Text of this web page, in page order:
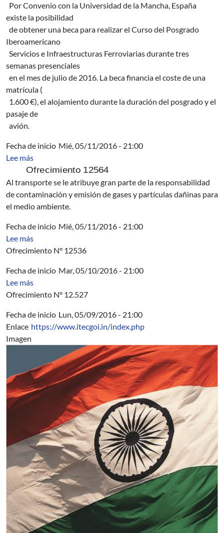
Por Convenio con la Universidad de la Mancha, España
existe la posibilidad
de obtener una beca para realizar el Curso del Posgrado
Iberoamericano
Servicios e Infraestructuras Ferroviarias durante tres
semanas presenciales
en el mes de julio de 2016. La beca financia el coste de una
matrícula (
1.600 €), el alojamiento durante la duración del posgrado y el
pasaje de
avión.
Fecha de inicio Mié, 05/11/2016 - 21:00
Lee mássobre AUCI - Sistemas de Transporte Urbano
Ofrecimiento 12564
Al transporte se le atribuye gran parte de la responsabilidad
de contaminación y emisión de gases y partículas dañinas para
el medio ambiente.
Fecha de inicio Mié, 05/11/2016 - 21:00
Lee mássobre AUCI - IPD Programa Académico 2016 en Suiza
Ofrecimiento N° 12536
Fecha de inicio Mar, 05/10/2016 - 21:00
Lee mássobre AUCI - INFOCOMM Media Executive
Ofrecimiento N° 12.527
Fecha de inicio Lun, 05/09/2016 - 21:00
Enlace https://www.itecgoi.in/index.php
Imagen